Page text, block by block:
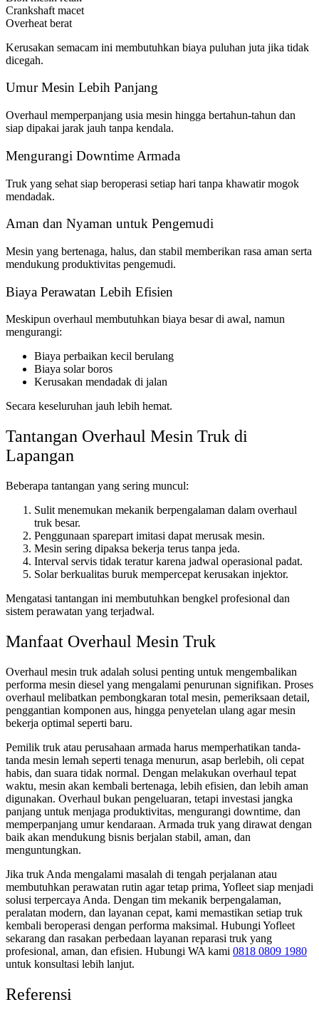
Crankshaft macet
Overheat berat
Kerusakan semacam ini membutuhkan biaya puluhan juta jika tidak
dicegah.
Umur Mesin Lebih Panjang
Overhaul memperpanjang usia mesin hingga bertahun-tahun dan
siap dipakai jarak jauh tanpa kendala.
Mengurangi Downtime Armada
Truk yang sehat siap beroperasi setiap hari tanpa khawatir mogok
mendadak.
Aman dan Nyaman untuk Pengemudi
Mesin yang bertenaga, halus, dan stabil memberikan rasa aman serta
mendukung produktivitas pengemudi.
Biaya Perawatan Lebih Efisien
Meskipun overhaul membutuhkan biaya besar di awal, namun
mengurangi:
Biaya perbaikan kecil berulang
Biaya solar boros
Kerusakan mendadak di jalan
Secara keseluruhan jauh lebih hemat.
Tantangan Overhaul Mesin Truk di
Lapangan
Beberapa tantangan yang sering muncul:
Sulit menemukan mekanik berpengalaman dalam overhaul
truk besar.
Penggunaan sparepart imitasi dapat merusak mesin.
Mesin sering dipaksa bekerja terus tanpa jeda.
Interval servis tidak teratur karena jadwal operasional padat.
Solar berkualitas buruk mempercepat kerusakan injektor.
Mengatasi tantangan ini membutuhkan bengkel profesional dan
sistem perawatan yang terjadwal.
Manfaat Overhaul Mesin Truk
Overhaul mesin truk adalah solusi penting untuk mengembalikan
performa mesin diesel yang mengalami penurunan signifikan. Proses
overhaul melibatkan pembongkaran total mesin, pemeriksaan detail,
penggantian komponen aus, hingga penyetelan ulang agar mesin
bekerja optimal seperti baru.
Pemilik truk atau perusahaan armada harus memperhatikan tanda-
tanda mesin lemah seperti tenaga menurun, asap berlebih, oli cepat
habis, dan suara tidak normal. Dengan melakukan overhaul tepat
waktu, mesin akan kembali bertenaga, lebih efisien, dan lebih aman
digunakan. Overhaul bukan pengeluaran, tetapi investasi jangka
panjang untuk menjaga produktivitas, mengurangi downtime, dan
memperpanjang umur kendaraan. Armada truk yang dirawat dengan
baik akan mendukung bisnis berjalan stabil, aman, dan
menguntungkan.
Jika truk Anda mengalami masalah di tengah perjalanan atau
membutuhkan perawatan rutin agar tetap prima, Yofleet siap menjadi
solusi terpercaya Anda. Dengan tim mekanik berpengalaman,
peralatan modern, dan layanan cepat, kami memastikan setiap truk
kembali beroperasi dengan performa maksimal. Hubungi Yofleet
sekarang dan rasakan perbedaan layanan reparasi truk yang
profesional, aman, dan efisien. Hubungi WA kami 0818 0809 1980
untuk konsultasi lebih lanjut.
Referensi